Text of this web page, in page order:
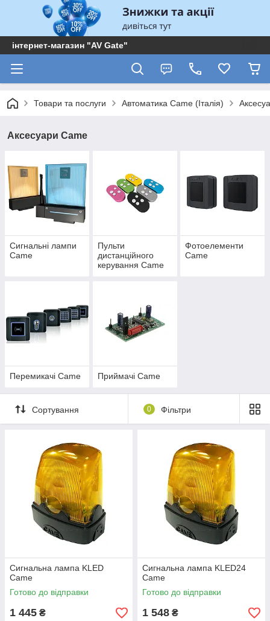
інтернет-магазин "AV Gate"
Товари та послуги Автоматика Came (Італія)
Аксесуари Came
Сигнальні лампи
Came
Пульти
дистанційного
керування Came
Фотоелементи
Came
Перемикачі Came Приймачі Came
Сортування 0 Фільтри
Сигнальна лампа KLED
Came
Готово до відправки
1 445 ₴
Сигнальна лампа KLED24
Came
Готово до відправки
1 548 ₴